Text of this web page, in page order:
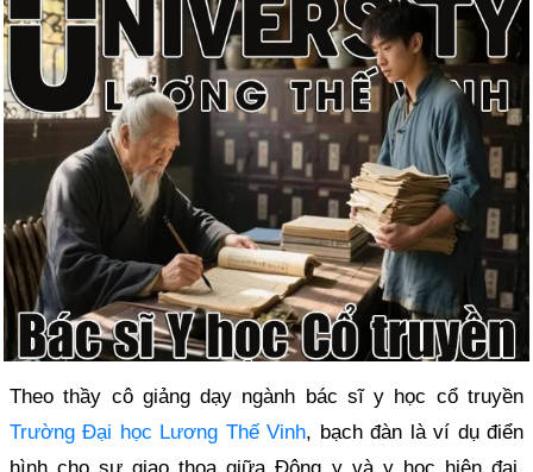
Theo thầy cô giảng dạy ngành bác sĩ y học cổ truyền
Trường Đại học Lương Thế Vinh, bạch đàn là ví dụ điển
hình cho sự giao thoa giữa Đông y và y học hiện đại.